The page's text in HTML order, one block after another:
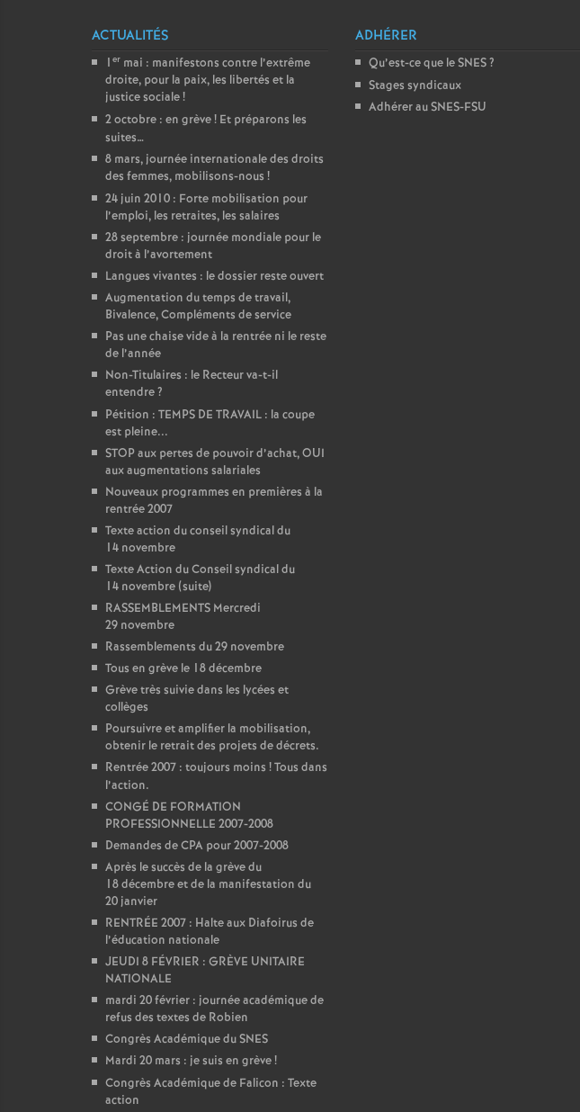
n
ACTUALITÉS
1 er mai : manifestons contre l’extrême
droite, pour la paix, les libertés et la
justice sociale!
2 octobre : en grève! Et préparons les
suites…
8 mars, journée internationale des droits
des femmes, mobilisons-nous !
24 juin 2010 : Forte mobilisation pour
l’emploi, les retraites, les salaires
28 septembre : journée mondiale pour le
droit à l’avortement
Langues vivantes : le dossier reste ouvert
Augmentation du temps de travail,
Bivalence, Compléments de service
Pas une chaise vide à la rentrée ni le reste
de l’année
Non-Titulaires : le Recteur va-t-il
entendre?
Pétition : TEMPS DE TRAVAIL : la coupe
est pleine...
STOP aux pertes de pouvoir d’achat, OUI
aux augmentations salariales
Nouveaux programmes en premières à la
rentrée 2007
Texte action du conseil syndical du
14 novembre
Texte Action du Conseil syndical du
14 novembre (suite)
RASSEMBLEMENTS Mercredi
29 novembre
Rassemblements du 29 novembre
Tous en grève le 18 décembre
Grève très suivie dans les lycées et
collèges
Poursuivre et amplifier la mobilisation,
obtenir le retrait des projets de décrets.
Rentrée 2007 : toujours moins ! Tous dans
l’action.
CONGÉ DE FORMATION
PROFESSIONNELLE 2007-2008
Demandes de CPA pour 2007-2008
Après le succès de la grève du
18 décembre et de la manifestation du
20 janvier
RENTRÉE 2007 : Halte aux Diafoirus de
l’éducation nationale
JEUDI 8 FÉVRIER : GRÈVE UNITAIRE
NATIONALE
mardi 20 février : journée académique de
refus des textes de Robien
Congrès Académique du SNES
Mardi 20 mars : je suis en grève!
Congrès Académique de Falicon : Texte
action
ADHÉRER
Qu’est-ce que le SNES?
Stages syndicaux
Adhérer au SNES-FSU